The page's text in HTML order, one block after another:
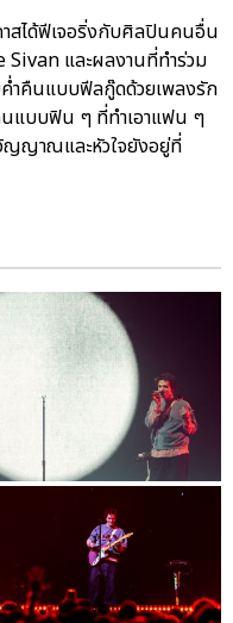
สได้ฟีเจอริ่งกับศิลปินคนอื่น
Sivan และผลงานที่ทำร่วม
ำคืนแบบฟีลกู๊ดด้วยเพลงรัก
แบบฟิน ๆ ที่ทำเอาแฟน ๆ
ญญาณและหัวใจยังอยู่ที่